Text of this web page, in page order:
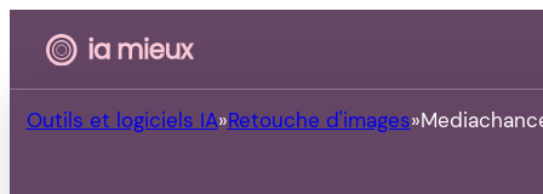
Outils et logiciels IA Retouche d'images